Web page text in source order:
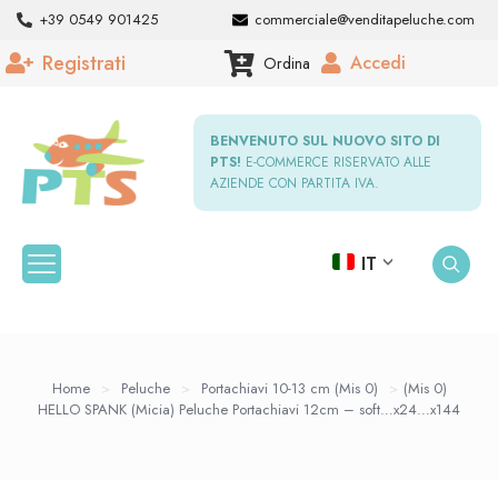
+39 0549 901425 commerciale@venditapeluche.com
Registrati Ordina Accedi
BENVENUTO SUL NUOVO SITO DI
PTS! E-COMMERCE RISERVATO ALLE
AZIENDE CON PARTITA IVA.
IT
Home > Peluche > Portachiavi 10-13 cm (Mis 0) > (Mis 0)
HELLO SPANK (Micia) Peluche Portachiavi 12cm – soft…x24…x144